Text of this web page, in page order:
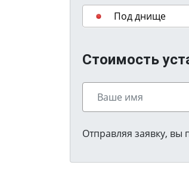
Под днище
Стоимость
Отправляя заявку, вы